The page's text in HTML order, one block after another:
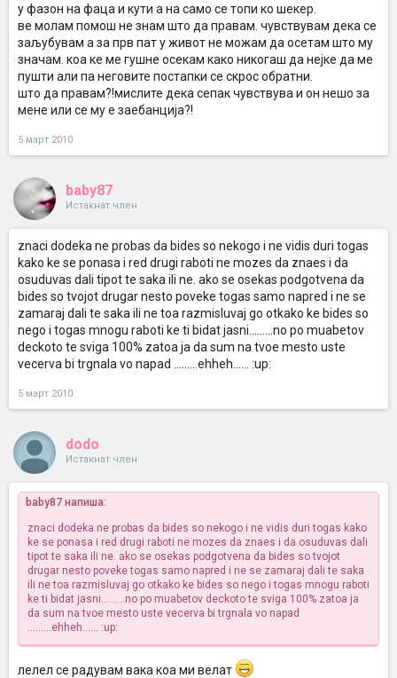
у фазон на фаца и кути а на само се топи ко шекер.
ве молам помош не знам што да правам. чувствувам дека се
заљубувам а за прв пат у живот не можам да осетам што му
значам. коа ке ме гушне осекам како никогаш да нејке да ме
пушти али па неговите постапки се скрос обратни.
што да правам?!мислите дека сепак чувствува и он нешо за
мене или се му е заебанција?!
5 март 2010
baby87
Истакнат член
znaci dodeka ne probas da bides so nekogo i ne vidis duri togas
kako ke se ponasa i red drugi raboti ne mozes da znaes i da
osuduvas dali tipot te saka ili ne. ako se osekas podgotvena da
bides so tvojot drugar nesto poveke togas samo napred i ne se
zamaraj dali te saka ili ne toa razmisluvaj go otkako ke bides so
nego i togas mnogu raboti ke ti bidat jasni.........no po muabetov
deckoto te sviga 100% zatoa ja da sum na tvoe mesto uste
vecerva bi trgnala vo napad .........ehheh...... :up:
5 март 2010
dodo
Истакнат член
baby87 напиша:
znaci dodeka ne probas da bides so nekogo i ne vidis duri togas kako
ke se ponasa i red drugi raboti ne mozes da znaes i da osuduvas dali
tipot te saka ili ne. ako se osekas podgotvena da bides so tvojot
drugar nesto poveke togas samo napred i ne se zamaraj dali te saka
ili ne toa razmisluvaj go otkako ke bides so nego i togas mnogu raboti
ke ti bidat jasni.........no po muabetov deckoto te sviga 100% zatoa ja
da sum na tvoe mesto uste vecerva bi trgnala vo napad
.........ehheh...... :up:
лелел се радувам вака коа ми велат